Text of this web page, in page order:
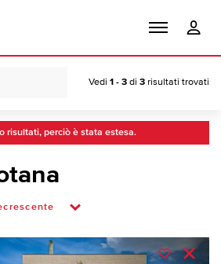
Vedi 1 - 3 di 3 risultati trovati
risultati, perciò è stata estesa.